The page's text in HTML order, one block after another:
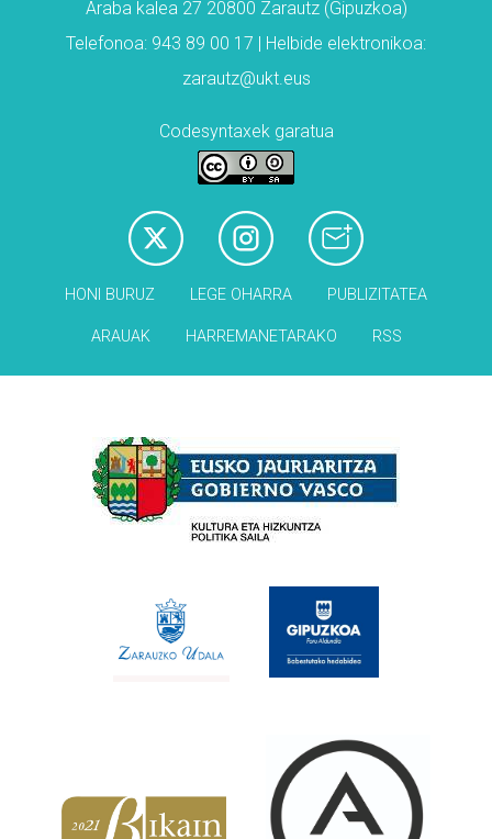
Araba kalea 27 20800 Zarautz (Gipuzkoa)
Telefonoa: 943 89 00 17 | Helbide elektronikoa:
zarautz@ukt.eus
Codesyntaxek garatua
HONI BURUZ LEGE OHARRA PUBLIZITATEA
ARAUAK HARREMANETARAKO RSS